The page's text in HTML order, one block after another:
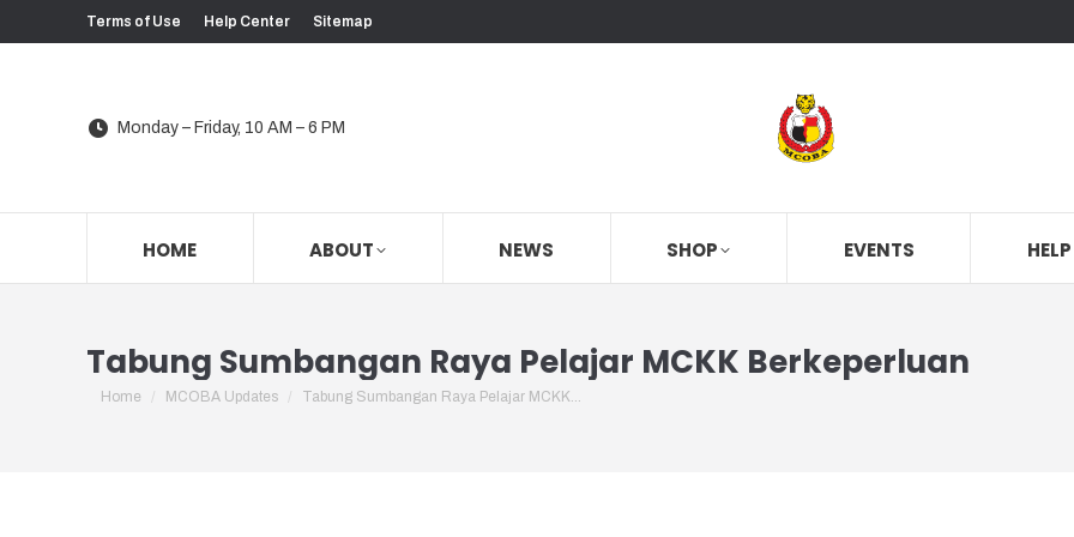
Terms of Use Help Center Sitemap
Monday – Friday, 10 AM – 6 PM
HOME ABOUT NEWS SHOP EVENTS
Tabung Sumbangan Raya Pelajar MCKK Berkeperluan
You are here:
Home MCOBA Updates Tabung Sumbangan Raya Pelajar MCKK…